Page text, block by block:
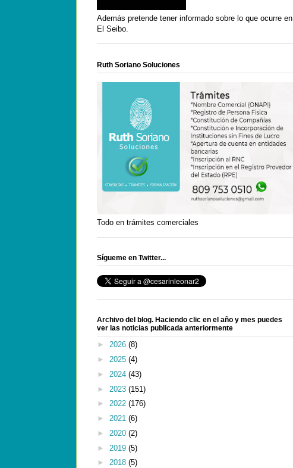
Además pretende tener informado sobre lo que ocurre en
El Seibo.
Ruth Soriano Soluciones
Todo en trámites comerciales
Sígueme en Twitter...
Archivo del blog. Haciendo clic en el año y mes puedes
ver las noticias publicada anteriormente
► 2026 (8)
► 2025 (4)
► 2024 (43)
► 2023 (151)
► 2022 (176)
► 2021 (6)
► 2020 (2)
► 2019 (5)
► 2018 (5)